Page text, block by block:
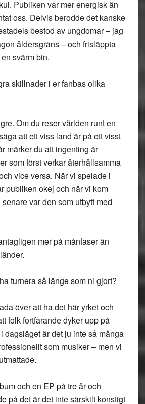
Publiken var mer energisk än
oss. Delvis berodde det kanske
bestod av ungdomar – jag
åldersgräns – och frisläppta
svärm bin.
skillnader i er fanbas olika
Om du reser världen runt en
att ett viss land är på ett visst
märker du att ingenting är
som först verkar återhållsamma
vice versa. När vi spelade i
publiken okej och när vi kom
var den som utbytt med
mer på månfaser än
turnera så länge som ni gjort?
över att ha det här yrket och
folk fortfarande dyker upp på
dagsläget är det ju inte så många
som musiker – men vi
och en EP på tre år och
på det är det inte särskilt konstigt